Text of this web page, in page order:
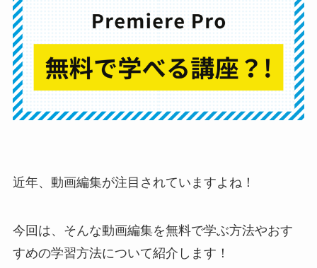
近年、動画編集が注目されていますよね！
今回は、そんな動画編集を無料で学ぶ方法やおす
すめの学習方法について紹介します！